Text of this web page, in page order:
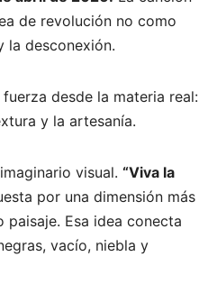
de revolución no como
la desconexión.
desde la materia real:
y la artesanía.
visual. “Viva la
por una dimensión más
Esa idea conecta
vacío, niebla y